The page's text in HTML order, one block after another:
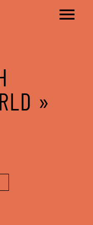
»